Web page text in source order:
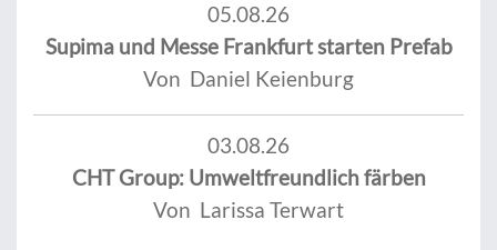
05.08.26
Supima und Messe Frankfurt starten Prefab
Von Daniel Keienburg
03.08.26
CHT Group: Umweltfreundlich färben
Von Larissa Terwart